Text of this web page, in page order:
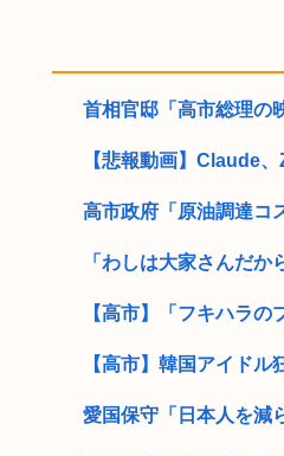
首相官邸「高市総理の
【悲報動画】Claude
高市政府「原油調達コ
「わしは大家さんだ
【高市】「フキハラ
【高市】韓国アイド
愛国保守「日本人を減